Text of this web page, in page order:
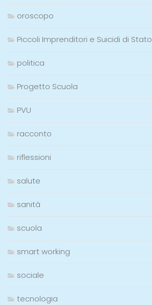
oroscopo
Piccoli Imprenditori e Suicidi di Stato
politica
Progetto Scuola
PVU
racconto
riflessioni
salute
sanità
scuola
smart working
sociale
tecnologia